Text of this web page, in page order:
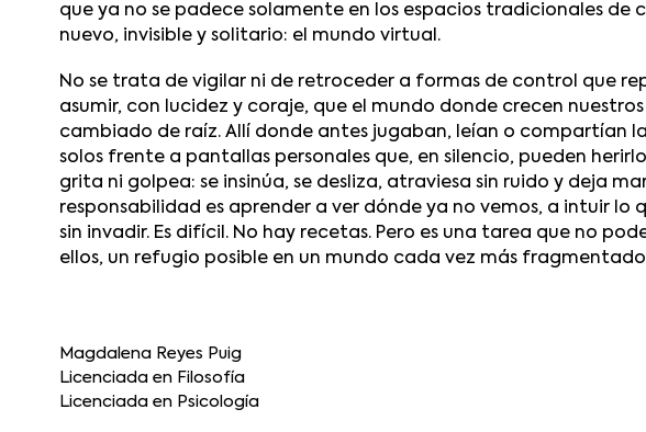
que ya no se padece solamente en los espacios tradicionales de
nuevo, invisible y solitario: el mundo virtual.
No se trata de vigilar ni de retroceder a formas de control que
asumir, con lucidez y coraje, que el mundo donde crecen
cambiado de raíz. Allí donde antes jugaban, leían o compartían
solos frente a pantallas personales que, en silencio, pueden
grita ni golpea: se insinúa, se desliza, atraviesa sin ruido y deja
responsabilidad es aprender a ver dónde ya no vemos, a intuir lo
sin invadir. Es difícil. No hay recetas. Pero es una tarea que no
ellos, un refugio posible en un mundo cada vez más
Magdalena Reyes Puig
Licenciada en Filosofía
Licenciada en Psicología